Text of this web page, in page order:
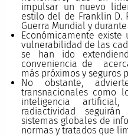
impulsar un nuevo
estilo del de Franklin D.
Guerra Mundial y
Económicamente
vulnerabilidad de las
se han ido
conveniencia de
más próximos y seguros
No obstante,
transnacionales como
inteligencia
radiactividad
sistemas globales de
normas y tratados que